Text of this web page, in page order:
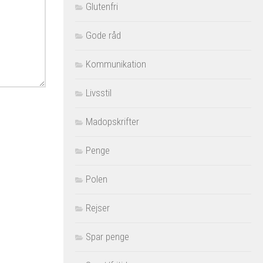
Glutenfri
Gode råd
Kommunikation
Livsstil
Madopskrifter
Penge
Polen
Rejser
Spar penge